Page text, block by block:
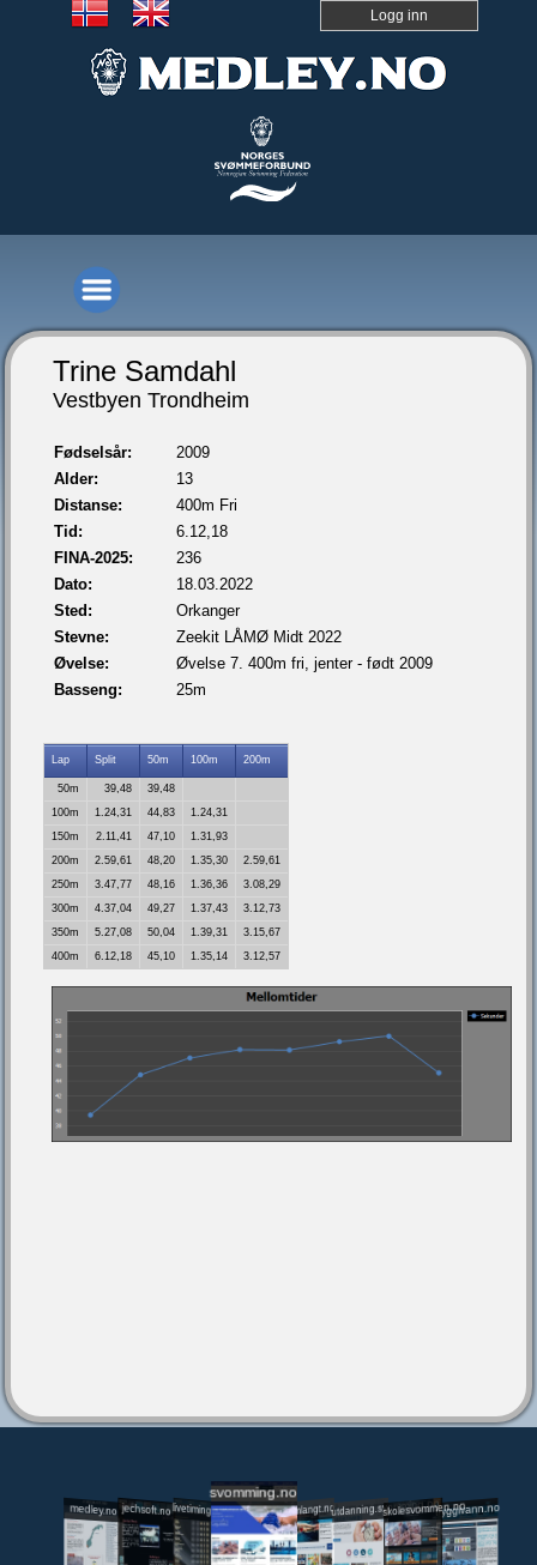
Logg inn
Trine Samdahl
Vestbyen Trondheim
Fødselsår:
2009
Alder:
13
Distanse:
400m Fri
Tid:
6.12,18
FINA-2025:
236
Dato:
18.03.2022
Sted:
Orkanger
Stevne:
Zeekit LÅMØ Midt 2022
Øvelse:
Øvelse 7. 400m fri, jenter - født 2009
Basseng:
25m
Lap Split 50m 100m 200m
50m 39,48
39,48
100m
1.24,31 44,83
1.24,31
150m
2.11,41 47,10
1.31,93
200m
2.59,61 48,20 1.35,30
2.59,61
250m
3.47,77 48,16 1.36,36
3.08,29
300m
4.37,04 49,27 1.37,43
3.12,73
350m
5.27,08 50,04 1.39,31
3.15,67
400m
6.12,18 45,10 1.35,14 3.12,57
medley.no jechsoft.nolivetiming.medley.no
svomming.no
svomlangt.noutdanning.svomming.no
skolesvommen.notryggivann.no